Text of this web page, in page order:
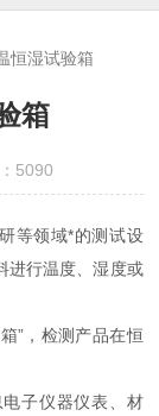
恒湿试验箱
箱
5090
等领域*的测试设
进行温度、湿度或
”，检测产品在恒
子仪器仪表、材